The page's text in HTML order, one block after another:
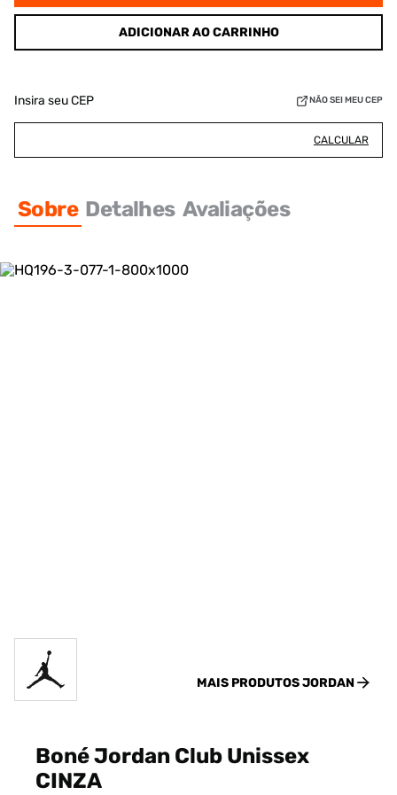
ADICIONAR AO CARRINHO
Insira seu CEP NÃO SEI MEU CEP
CALCULAR
Sobre Detalhes Avaliações
MAIS PRODUTOSJORDAN
Boné Jordan Club Unissex
CINZA